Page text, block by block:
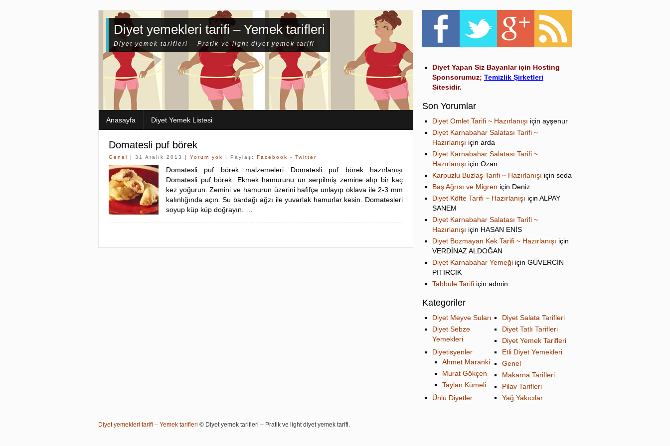
Diyet yemekleri tarifi – Yemek tarifleri
Diyet yemek tarifleri – Pratik ve light diyet yemek tarifi
Anasayfa Diyet Yemek Listesi
Domatesli puf börek
Genel | 31 Aralık 2013 | Yorum yok | Paylaş: Facebook - Twitter
Domatesli puf börek malzemeleri Domatesli puf börek hazırlanışı
Domatesli puf börek: Ekmek hamurunu un serpilmiş zemine alıp bir kaç
kez yoğurun. Zemini ve hamurun üzerini hafifçe unlayıp oklava ile 2-3 mm
kalınlığında açın. Su bardağı ağzı ile yuvarlak hamurlar kesin. Domatesleri
soyup küp küp doğrayın. …
Diyet Yapan Siz Bayanlar için Hosting
Sponsorumuz; Temizlik Şirketleri
Sitesidir.
Son Yorumlar
Diyet Omlet Tarifi ~ Hazırlanışı için ayşenur
Diyet Karnabahar Salatası Tarifi ~
Hazırlanışı için arda
Diyet Karnabahar Salatası Tarifi ~
Hazırlanışı için Ozan
Karpuzlu Buzlaş Tarifi ~ Hazırlanışı için seda
Baş Ağrısı ve Migren için Deniz
Diyet Köfte Tarifi ~ Hazırlanışı için ALPAY
SANEM
Diyet Karnabahar Salatası Tarifi ~
Hazırlanışı için HASAN ENİS
Diyet Bozmayan Kek Tarifi ~ Hazırlanışı için
VERDİNAZ ALDOĞAN
Diyet Karnabahar Yemeği için GÜVERCİN
PITIRCIK
Tabbule Tarifi için admin
Kategoriler
Diyet Meyve Suları
Diyet Salata Tarifleri
Diyet Sebze
Yemekleri
Diyet Tatlı Tarifleri
Diyet Yemek Tarifleri
Diyetisyenler
Ahmet Maranki
Murat Gökçen
Taylan Kümeli
Etli Diyet Yemekleri
Genel
Makarna Tarifleri
Pilav Tarifleri
Ünlü Diyetler
Yağ Yakıcılar
Diyet yemekleri tarifi – Yemek tarifleri © Diyet yemek tarifleri – Pratik ve light diyet yemek tarifi.